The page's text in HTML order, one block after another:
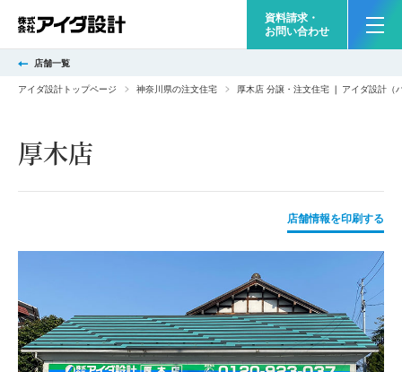
資料請求・
お問い合わせ
店舗一覧
アイダ設計トップページ 神奈川県の注文住宅 厚木店 分譲・注文住宅 ❘ アイダ設計（
厚木店
店舗情報を印刷する